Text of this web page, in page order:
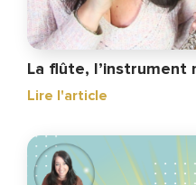
La flûte, l’instrument
Lire l'article